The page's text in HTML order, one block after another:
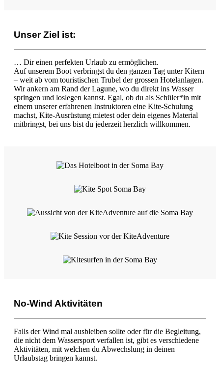
​Unser Ziel ist:
… Dir einen perfekten Urlaub zu ermöglichen.
Auf unserem Boot verbringst du den ganzen Tag unter Kitern
– weit ab vom touristischen Trubel der grossen Hotelanlagen.
Wir ankern am Rand der Lagune, wo du direkt ins Wasser
springen und loslegen kannst. Egal, ob du als Schüler*in mit
einem unserer erfahrenen Instruktoren eine Kite-Schulung
machst, Kite-Ausrüstung mietest oder dein eigenes Material
mitbringst, bei uns bist du jederzeit herzlich willkommen.
No-Wind Aktivitäten
Falls der Wind mal ausbleiben sollte oder für die Begleitung,
die nicht dem Wassersport verfallen ist, gibt es verschiedene
Aktivitäten, mit welchen du Abwechslung in deinen
Urlaubstag bringen kannst.